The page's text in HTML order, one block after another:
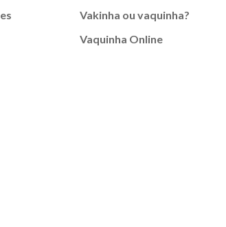
Vakinha ou vaquinha?
Vaquinha Online